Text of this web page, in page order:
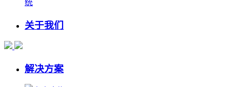
统
关于我们
解决方案